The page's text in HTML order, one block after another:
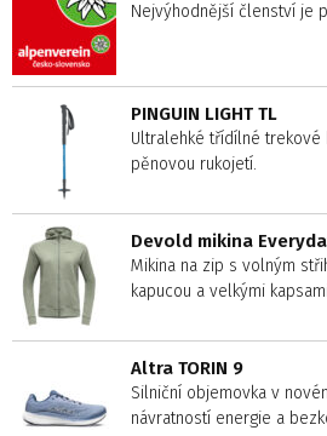
Nejvýhodnější členství je
PINGUIN LIGHT TL
Ultralehké třídílné
pěnovou rukojetí.
Devold mikina
Mikina na zip s volným
kapucou a velkými
Altra TORIN 9
Silniční objemovka v
návratností energie a